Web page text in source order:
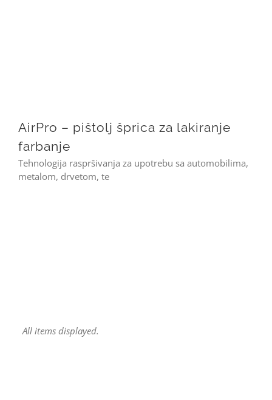
AirPro – pištolj šprica za lakiranje
farbanje
Tehnologija raspršivanja za upotrebu sa automobilima,
metalom, drvetom, te